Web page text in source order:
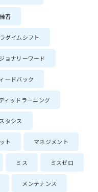
習
ダイムシフト
ョナリーワード
ードバック
ィッドラーニング
タシス
ト マネジメント
ミス ミスゼロ
メンテナンス